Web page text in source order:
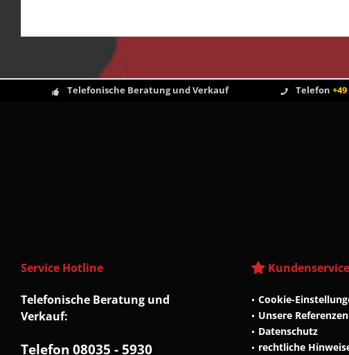
Telefonische Beratung und Verkauf Telefon +49
Service Hotline
Telefonische Beratung und
Verkauf:
Telefon 08035 - 5930
Kundenservice
Cookie-
Unsere Referenzen
Datenschutz
rechtliche